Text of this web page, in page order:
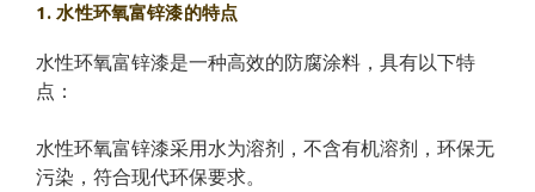
1. 水性环氧富锌漆的特点
水性环氧富锌漆是一种高效的防腐涂料，具有以下特
点：
水性环氧富锌漆采用水为溶剂，不含有机溶剂，环保无
污染，符合现代环保要求。